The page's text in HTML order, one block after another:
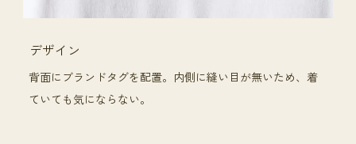
デザイン
背面にブランドタグを配置。内側に縫い目が無いため、着
ていても気にならない。